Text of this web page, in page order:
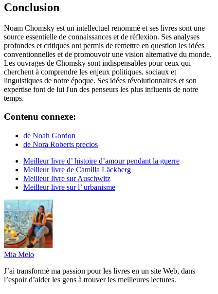
Conclusion
Noam Chomsky est un intellectuel renommé et ses livres sont une
source essentielle de connaissances et de réflexion. Ses analyses
profondes et critiques ont permis de remettre en question les idées
conventionnelles et de promouvoir une vision alternative du monde.
Les ouvrages de Chomsky sont indispensables pour ceux qui
cherchent à comprendre les enjeux politiques, sociaux et
linguistiques de notre époque. Ses idées révolutionnaires et son
expertise font de lui l'un des penseurs les plus influents de notre
temps.
Contenu connexe:
de Noah Gordon
de Nora Roberts precios
Meilleur livre d’ histoire d’amour pendant la guerre
Meilleur livre de Camilla Läckberg
Meilleur livre sur Auschwitz
Meilleur livre sur l’ urbanisme
Mia Melo
J’ai transformé ma passion pour les livres en un site Web, dans
l’espoir d’aider les gens à trouver les meilleures lectures.